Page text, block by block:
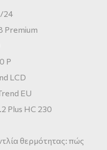
24
Premium
P
LCD
EU
Plus HC 230
θερμότητας: πώς